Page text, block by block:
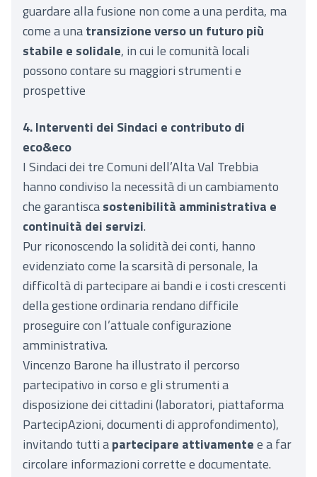
guardare alla fusione non come a una perdita, ma
come a unatransizione verso un futuro più
stabile e solidale, in cui le comunità locali
possono contare su maggiori strumenti e
prospettive
4. Interventi dei Sindaci e contributo di
eco&eco
I Sindaci dei tre Comuni dell’Alta Val Trebbia
hanno condiviso la necessità di un cambiamento
che garantiscasostenibilità amministrativa e
continuità dei servizi.
Pur riconoscendo la solidità dei conti, hanno
evidenziato come la scarsità di personale, la
difficoltà di partecipare ai bandi e i costi crescenti
della gestione ordinaria rendano difficile
proseguire con l’attuale configurazione
amministrativa.
Vincenzo Barone ha illustrato il percorso
partecipativo in corso e gli strumenti a
disposizione dei cittadini (laboratori, piattaforma
PartecipAzioni, documenti di approfondimento),
invitando tutti apartecipare attivamentee a far
circolare informazioni corrette e documentate.